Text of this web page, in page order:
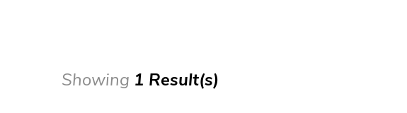
Showing 1 Result(s)